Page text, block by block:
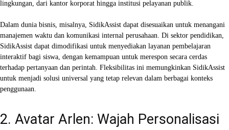
lingkungan, dari kantor korporat hingga institusi pelayanan publik.
Dalam dunia bisnis, misalnya, SidikAssist dapat disesuaikan untuk menangani
manajemen waktu dan komunikasi internal perusahaan. Di sektor pendidikan,
SidikAssist dapat dimodifikasi untuk menyediakan layanan pembelajaran
interaktif bagi siswa, dengan kemampuan untuk merespon secara cerdas
terhadap pertanyaan dan perintah. Fleksibilitas ini memungkinkan SidikAssist
untuk menjadi solusi universal yang tetap relevan dalam berbagai konteks
penggunaan.
2. Avatar Arlen: Wajah Personalisasi